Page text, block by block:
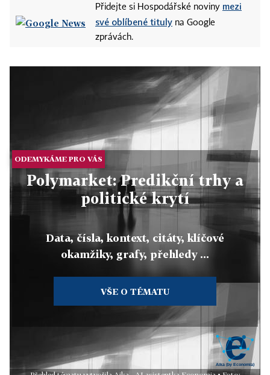
Přidejte si Hospodářské noviny mezi
své oblíbené tituly na Google
zprávách.
ODEMYKÁME PRO VÁS
Polymarket: Predikční trhy a
politické krytí
Data, čísla, kontext, citáty, klíčové
okamžiky, grafy, přehledy ...
VŠE O TÉMATU